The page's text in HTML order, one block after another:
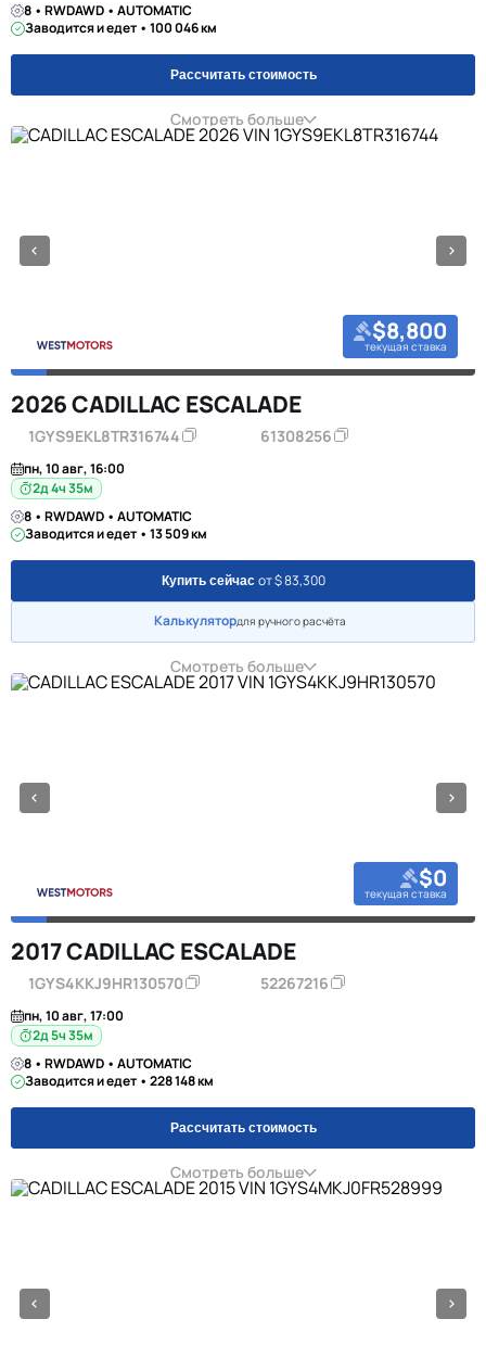
8 • RWDAWD • AUTOMATIC
Заводится и едет • 100 046 км
Рассчитать стоимость
Смотреть больше
$8,800
текущая ставка
2026 CADILLAC ESCALADE
1GYS9EKL8TR316744 61308256
пн, 10 авг, 16:00
2д 4ч 35м
8 • RWDAWD • AUTOMATIC
Заводится и едет • 13 509 км
Купить сейчас от $ 83,300
Калькулятордля ручного расчёта
Смотреть больше
$0
текущая ставка
2017 CADILLAC ESCALADE
1GYS4KKJ9HR130570 52267216
пн, 10 авг, 17:00
2д 5ч 35м
8 • RWDAWD • AUTOMATIC
Заводится и едет • 228 148 км
Рассчитать стоимость
Смотреть больше